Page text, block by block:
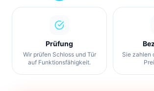
Prüfung
Wir prüfen Schloss und Tür
auf Funktionsfähigkeit.
Sie zahlen